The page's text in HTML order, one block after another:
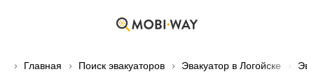
Главная Поиск эвакуаторов Эвакуатор в Логойске